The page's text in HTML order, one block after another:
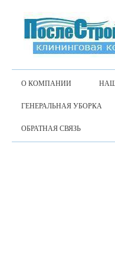
О КОМПАНИИ
ГЕНЕРАЛЬНАЯ УБОРКА
ОБРАТНАЯ СВЯЗЬ